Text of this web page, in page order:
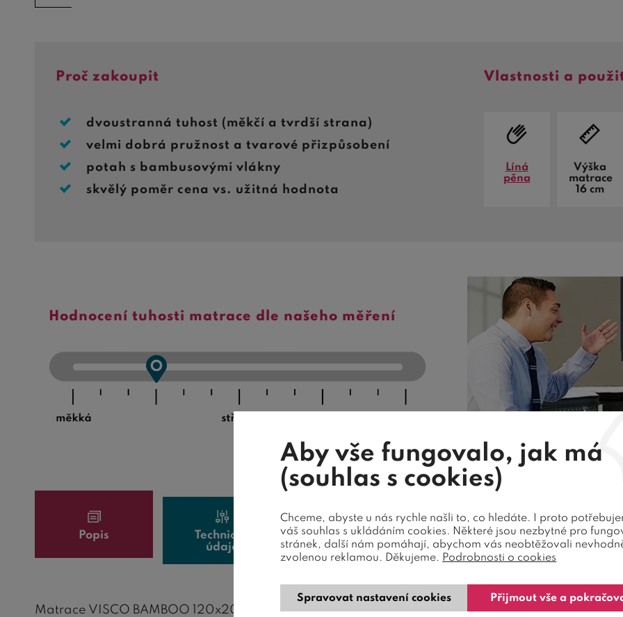
Proč zakoupit
dvoustranná tuhost (měkčí a tvrdší strana)
velmi dobrá pružnost a tvarové přizpůsobení
potah s bambusovými vlákny
skvělý poměr cena vs. užitná hodnota
Vlastnosti a
Líná
pěna
Výška
matrace
16 cm
Hodnocení tuhosti matrace dle našeho měření
Popis
Technické
údaje
Cena dopravy Recenze Dotaz
Matrace VISCO BAMBOO 120x200 patří mezi 16 cm vysokéekonomické oboustranné matrace.
Aby vše fungovalo, jak má
(souhlas s cookies)
Chceme, abyste u nás rychle našli to, co hledáte. I proto
váš souhlas s ukládáním cookies. Některé jsou nezbytné pro
stránek, další nám pomáhají, abychom vás neobtěžovali
zvolenou reklamou. Děkujeme. Podrobnosti o cookies
Spravovat nastavení cookies Přijmout vše a